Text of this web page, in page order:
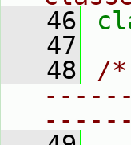
   46
   47
   48
/